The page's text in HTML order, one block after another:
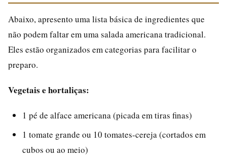
Abaixo, apresento uma lista básica de ingredientes que
não podem faltar em uma salada americana tradicional.
Eles estão organizados em categorias para facilitar o
preparo.
Vegetais e hortaliças:
1 pé de alface americana (picada em tiras finas)
1 tomate grande ou 10 tomates-cereja (cortados em
cubos ou ao meio)